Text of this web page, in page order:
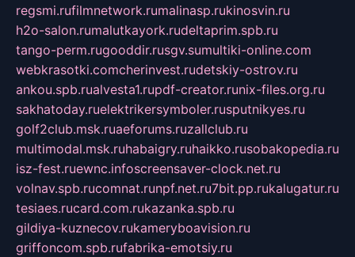
regsmi.rufilmnetwork.rumalinasp.rukinosvin.ru
h2o-salon.rumalutkayork.rudeltaprim.spb.ru
tango-perm.rugooddir.rusgv.sumultiki-online.com
webkrasotki.comcherinvest.rudetskiy-ostrov.ru
ankou.spb.rualvesta1.rupdf-creator.runix-files.org.ru
sakhatoday.ruelektrikersymboler.rusputnikyes.ru
golf2club.msk.ruaeforums.ruzallclub.ru
multimodal.msk.ruhabaigry.ruhaikko.rusobakopedia.ru
isz-fest.ruewnc.infoscreensaver-clock.net.ru
volnav.spb.rucomnat.runpf.net.ru7bit.pp.rukalugatur.ru
tesiaes.rucard.com.rukazanka.spb.ru
gildiya-kuznecov.rukameryboavision.ru
griffoncom.spb.rufabrika-emotsiy.ru